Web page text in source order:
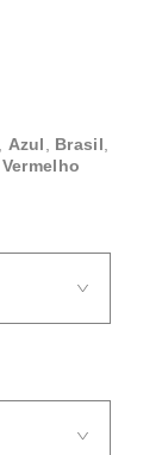
Azul Brasil
Vermelho